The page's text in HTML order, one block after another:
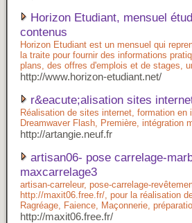
Horizon Etudiant, mensuel
contenus
Horizon Etudiant est un mensuel qui
la traite pour fournir des informations
plans, des offres d'emplois et de stages,
http://www.horizon-etudiant.net/
r&eacute;alisation sites
Réalisation de sites internet, formation
Dreamwaver Flash, Première, intégration
http://artangie.neuf.fr
artisan06- pose carrelage-
maxcarrelage3
artisan-carreleur, pose-carrelage-
http://maxit06.free.fr/, pour la réalisation
Ragréage, Faience, Maçonnerie,
http://maxit06.free.fr/